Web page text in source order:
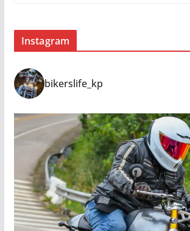
Instagram
bikerslife_kp